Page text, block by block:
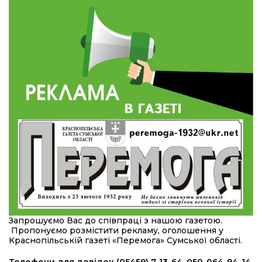
Обмежено придатний, але безмежно
вмотивований: Як колишній лісівник став асом
артилерії
490 пацієнтів та 15 відвіданих сіл: МБФ
«Альянс громадського здоров’я» підбив
підсумки роботи мобільних клінік у Сумській
області
12:24
23 лип
Покинув безпечне життя за кордоном, щоб
захистити рідну землю: пам’яті Сергія
Балабаєнка (ВІДЕО)
23 лип
Командир гармати Руслан Козирін: «Змінити
підрозділ чи бригаду – навіть думки не було»
20:36
22 лип
Нова кав’ярня в Сумах: як родина військового
з Краснопілля відкрила «Лев каву» за грантові
кошти (ВІДЕО)
Запрошуємо Вас до співпраці з нашою газетою.
Пропонуємо розмістити рекламу, оголошення у
Краснопільській газеті «Перемога» Сумської області.